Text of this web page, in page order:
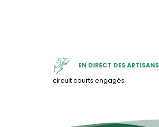
EN DIRECT DES ARTISANS
circuit courts engagés